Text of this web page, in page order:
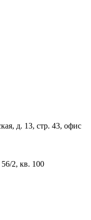
д. 13, стр. 43, офис
2, кв. 100